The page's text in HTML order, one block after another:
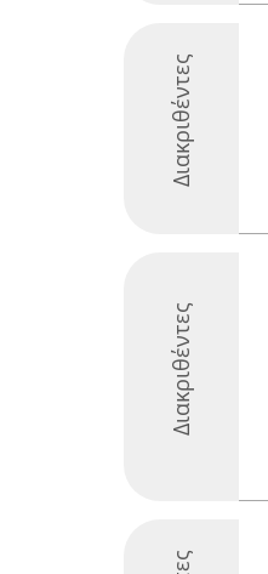
Διακριθέντες
Διακριθέντες